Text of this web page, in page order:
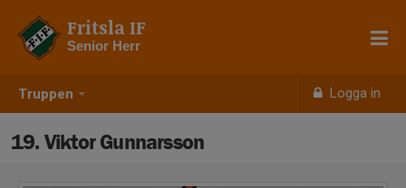
Truppen Logga in
Fritsla IF
Senior Herr
19. Viktor Gunnarsson